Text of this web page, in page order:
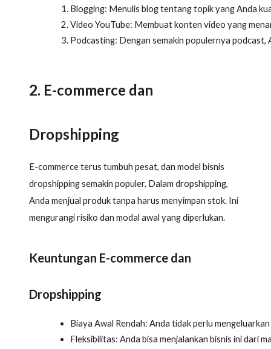
Blogging: Menulis blog tentang topik yang Anda
Video YouTube: Membuat konten video yang
Podcasting: Dengan semakin populernya podcast,
2. E-commerce dan
Dropshipping
E-commerce terus tumbuh pesat, dan model bisnis
dropshipping semakin populer. Dalam dropshipping,
Anda menjual produk tanpa harus menyimpan stok. Ini
mengurangi risiko dan modal awal yang diperlukan.
Keuntungan E-commerce dan
Dropshipping
Biaya Awal Rendah: Anda tidak perlu
Fleksibilitas: Anda bisa menjalankan bisnis ini dari